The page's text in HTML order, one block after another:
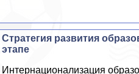
Стратегия развития
этапе
Интернационализация